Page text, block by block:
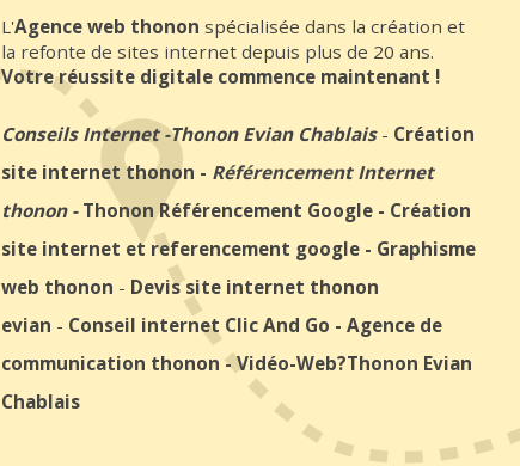
L'Agence web thonon spécialisée dans la création et
la refonte de sites internet depuis plus de 20 ans.
Votre réussite digitale commence maintenant !
Conseils Internet-Thonon Evian Chablais- Création
site internet thonon - Référencement Internet
thonon- Thonon Référencement Google - Création
site internet et referencement google - Graphisme
web thonon - Devis site internet thonon
evian - Conseil internet Clic And Go - Agence de
communication thonon - Vidéo-Web?Thonon Evian
Chablais